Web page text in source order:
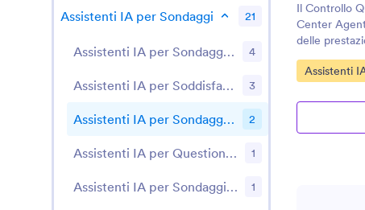
Il Controllo
Center
delle
Vai alla
Assistenti
Assistenti IA per Sondaggi 21
Assistenti IA per Sondaggi tra i Dipendenti 4
Assistenti IA per Soddisfazione Cliente 3
Assistenti IA per Sondaggio sulla Qualità 2
Assistenti IA per Questionari Didattici 1
Assistenti IA per Sondaggi sulla Salute 1